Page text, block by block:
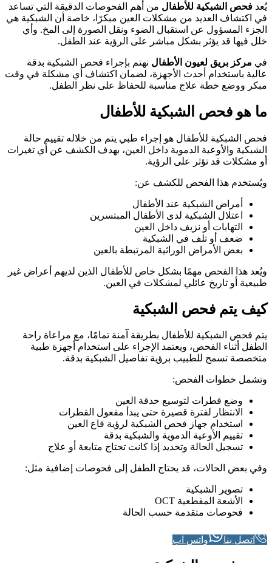
يُعد فحص الشبكية للأطفال من أهم الفحوصات الدقيقة التي تساعد
في اكتشاف العديد من مشكلات العين مبكرًا، خاصة أن الشبكية هي
الجزء المسؤول عن استقبال الضوء ونقل الصورة إلى المخ. وأي
خلل فيها قد يؤثر بشكل مباشر على الرؤية عند الطفل.
في مركز بريق لعيون الأطفال نهتم بإجراء فحص الشبكية بدقة
عالية باستخدام أحدث الأجهزة، لضمان اكتشاف أي مشكلة في وقت
مبكر ووضع خطة علاج مناسبة للحفاظ على نظر الطفل.
ما هو فحص الشبكية للأطفال
فحص الشبكية للأطفال هو إجراء طبي يتم من خلاله تقييم حالة
الشبكية والأوعية الدموية داخل العين، بهدف الكشف عن أي تغيرات
أو مشكلات قد تؤثر على الرؤية.
ويُستخدم هذا الفحص للكشف عن:
أمراض الشبكية عند الأطفال
اعتلال الشبكية لدى الأطفال المبتسرين
التهابات أو نزيف داخل العين
ضعف أو تلف في الشبكية
بعض الأمراض الوراثية المرتبطة بالعين
ويُعد هذا الفحص مهمًا بشكل خاص للأطفال الذين لديهم أعراض غير
طبيعية أو تاريخ عائلي لمشكلات في العين.
كيف يتم فحص الشبكية
يتم فحص الشبكية للأطفال بطريقة آمنة تمامًا، مع مراعاة راحة
الطفل أثناء الفحص، ويعتمد الإجراء على استخدام أجهزة طبية
متخصصة تسمح للطبيب برؤية تفاصيل الشبكية بدقة.
وتشمل خطوات الفحص:
وضع قطرات لتوسيع حدقة العين
الانتظار لفترة قصيرة حتى يبدأ مفعول القطرات
استخدام جهاز فحص الشبكية لرؤية قاع العين
تقييم الأوعية الدموية والشبكية بدقة
تسجيل الحالة وتحديد إذا كانت تحتاج متابعة أو علاج
وفي بعض الحالات، قد يحتاج الطفل إلى فحوصات إضافية مثل:
تصوير الشبكية
الأشعة المقطعية OCT
فحوصات متقدمة حسب الحالة
اتصل بنا واتس اب